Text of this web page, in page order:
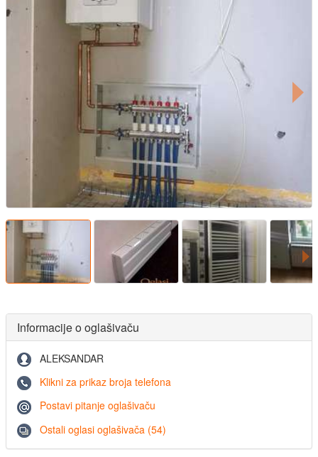
Informacije o oglašivaču
ALEKSANDAR
Klikni za prikaz broja telefona
Postavi pitanje oglašivaču
Ostali oglasi oglašivača (54)